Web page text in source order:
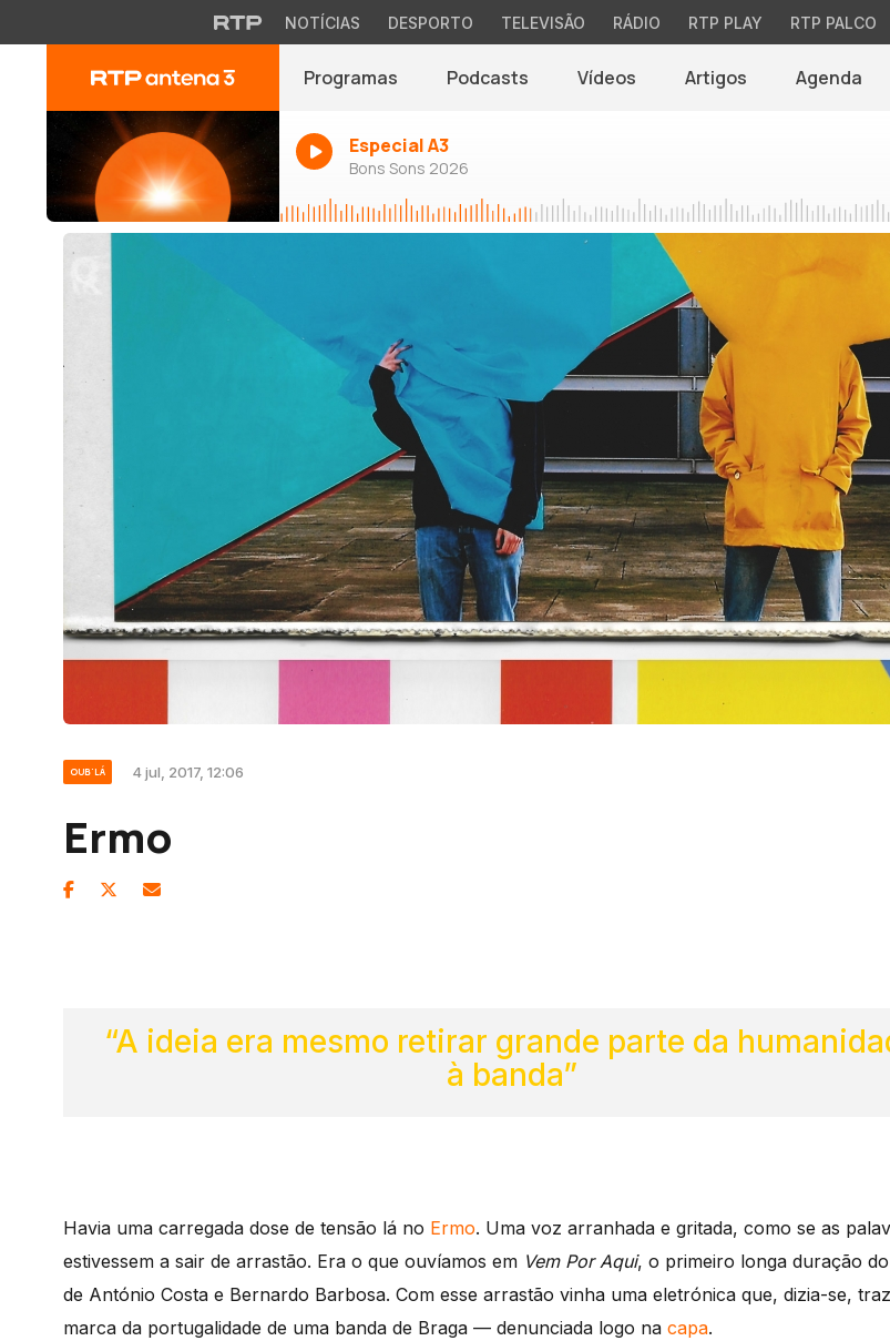
NOTÍCIAS DESPORTO TELEVISÃO RÁDIO RTP PLAY RTP PALCO
Programas Podcasts Vídeos Artigos Agenda
Especial A3
Bons Sons 2026
OUB'LÁ 4 jul, 2017, 12:06
Ermo
“A ideia era mesmo retirar grande parte da
à banda”
Havia uma carregada dose de tensão lá no Ermo. Uma voz arranhada e gritada, como se as
estivessem a sair de arrastão. Era o que ouvíamos em Vem Por Aqui, o primeiro longa duração
de António Costa e Bernardo Barbosa. Com esse arrastão vinha uma eletrónica que, dizia-se,
marca da portugalidade de uma banda de Braga — denunciada logo na capa.